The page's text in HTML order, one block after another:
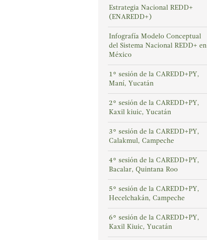
Estrategia Nacional REDD+
(ENAREDD+)
Infografía Modelo Conceptual
del Sistema Nacional REDD+ en
México
1° sesión de la CAREDD+PY,
Maní, Yucatán
2° sesión de la CAREDD+PY,
Kaxil kiuic, Yucatán
3° sesión de la CAREDD+PY,
Calakmul, Campeche
4° sesión de la CAREDD+PY,
Bacalar, Quintana Roo
5° sesión de la CAREDD+PY,
Hecelchakán, Campeche
6° sesión de la CAREDD+PY,
Kaxil Kiuic, Yucatán